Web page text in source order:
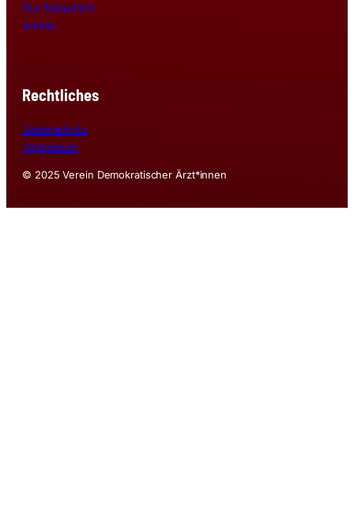
Zur Zeitschrift
Archiv
Rechtliches
Datenschutz
Impressum
© 2025 Verein Demokratischer Ärzt*innen